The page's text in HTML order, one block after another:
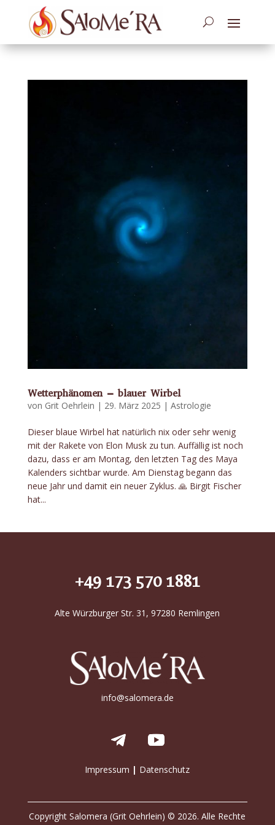
Wetterphänomen – blauer Wirbel
von Grit Oehrlein | 29. März 2025 | Astrologie
Dieser blaue Wirbel hat natürlich nix oder sehr wenig
mit der Rakete von Elon Musk zu tun. Auffällig ist noch
dazu, dass er am Montag, den letzten Tag des Maya
Kalenders sichtbar wurde. Am Dienstag begann das
neue Jahr und damit ein neuer Zyklus. 🙏 Birgit Fischer
hat...
+49 173 570 1881
Alte Würzburger Str. 31, 97280 Remlingen
info@salomera.de
Impressum | Datenschutz
Copyright Salomera (Grit Oehrlein) © 2026. Alle Rechte